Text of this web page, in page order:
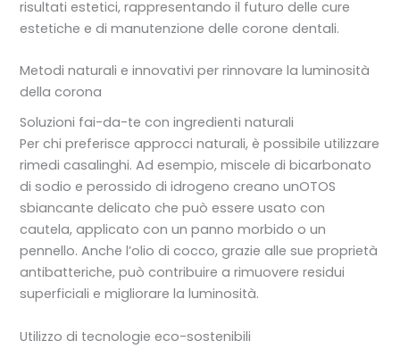
risultati estetici, rappresentando il futuro delle cure
estetiche e di manutenzione delle corone dentali.
Metodi naturali e innovativi per rinnovare la luminosità
della corona
Soluzioni fai-da-te con ingredienti naturali
Per chi preferisce approcci naturali, è possibile utilizzare
rimedi casalinghi. Ad esempio, miscele di bicarbonato
di sodio e perossido di idrogeno creano unOTOS
sbiancante delicato che può essere usato con
cautela, applicato con un panno morbido o un
pennello. Anche l’olio di cocco, grazie alle sue proprietà
antibatteriche, può contribuire a rimuovere residui
superficiali e migliorare la luminosità.
Utilizzo di tecnologie eco-sostenibili